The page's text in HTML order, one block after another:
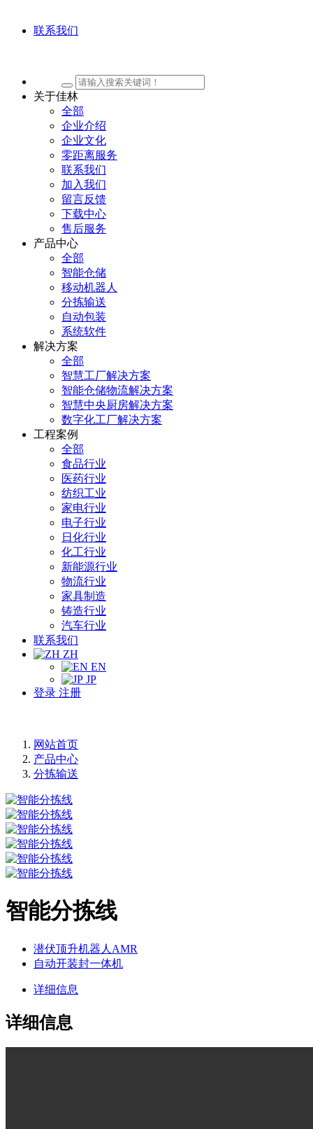
联系我们
关于佳林
全部
企业介绍
企业文化
零距离服务
联系我们
加入我们
留言反馈
下载中心
售后服务
产品中心
全部
智能仓储
移动机器人
分拣输送
自动包装
系统软件
解决方案
全部
智慧工厂解决方案
智能仓储物流解决方案
智慧中央厨房解决方案
数字化工厂解决方案
工程案例
全部
食品行业
医药行业
纺织工业
家电行业
电子行业
日化行业
化工行业
新能源行业
物流行业
家具制造
铸造行业
汽车行业
联系我们
ZH
EN
JP
登录 注册
网站首页
产品中心
分拣输送
智能分拣线
潜伏顶升机器人AMR
自动开装封一体机
详细信息
详细信息